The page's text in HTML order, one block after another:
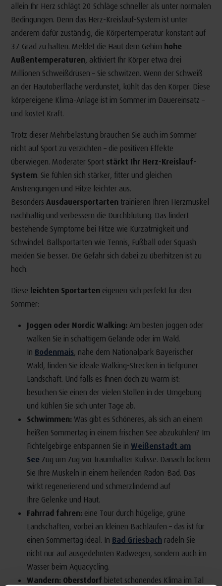
allein Ihr Herz schlägt 20 Schläge schneller als unter normalen
Bedingungen. Denn das Herz-Kreislauf-System ist unter
anderem dafür zuständig, die Körpertemperatur konstant auf
37 Grad zu halten. Meldet die Haut dem Gehirn hohe
Außentemperaturen, aktiviert Ihr Körper etwa drei
Millionen Schweißdrüsen – Sie schwitzen. Wenn der Schweiß
an der Hautoberfläche verdunstet, kühlt das den Körper. Diese
körpereigene Klima-Anlage ist im Sommer im Dauereinsatz –
und kostet Kraft.
Trotz dieser Mehrbelastung brauchen Sie auch im Sommer
nicht auf Sport zu verzichten – die positiven Effekte
überwiegen. Moderater Sport stärkt Ihr Herz-Kreislauf-
System. Sie fühlen sich stärker, fitter und gleichen
Anstrengungen und Hitze leichter aus.
Besonders Ausdauersportartentrainieren Ihren Herzmuskel
nachhaltig und verbessern die Durchblutung. Das lindert
bestehende Symptome bei Hitze wie Kurzatmigkeit und
Schwindel. Ballsportarten wie Tennis, Fußball oder Squash
meiden Sie besser. Die Gefahr sich dabei zu überhitzen ist zu
hoch.
Diese leichten Sportarteneigenen sich perfekt für den
Sommer:
Joggen oder Nordic Walking:Am besten joggen oder
walken Sie in schattigem Gelände oder im Wald.
In Bodenmais, nahe dem Nationalpark Bayerischer
Wald, finden Sie ideale Walking-Strecken in tiefgrüner
Landschaft. Und falls es Ihnen doch zu warm ist:
besuchen Sie einen der vielen Stollen in der Umgebung
und kühlen Sie sich unter Tage ab.
Schwimmen:Was gibt es Schöneres, als sich an einem
heißen Sommertag in einem frischen See abzukühlen? Im
Fichtelgebirge entspannen Sie in Weißenstadt am
See Zug um Zug vor traumhafter Kulisse. Danach lockern
Sie Ihre Muskeln in einem heilenden Radon-Bad. Das
wirkt regenerierend und schmerzlindernd auf
Ihre Gelenke und Haut.
Fahrrad fahren:eine Tour durch hügelige, grüne
Landschaften, vorbei an kleinen Bachläufen – das ist für
einen Sommertag ideal. In Bad Griesbachradeln Sie
nicht nur auf ausgedehnten Radwegen, sondern auch im
Wasser beim Aquacycling.
Wandern: Oberstdorf bietet schonendes Klima im Tal